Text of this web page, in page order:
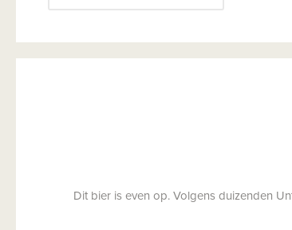
Dit bier is even op. Volgens duizenden